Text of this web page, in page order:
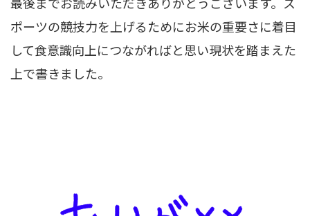
ポーツの競技力を上げるためにお米の重要さに着目
して食意識向上につながればと思い現状を踏まえた
上で書きました。